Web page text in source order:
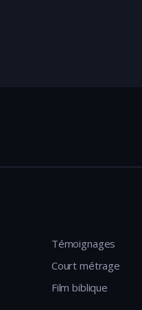
Témoignages
Court métrage
Film biblique